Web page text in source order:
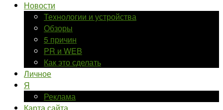
Новости
Технологии и устройства
Обзоры
5 причин
PR и WEB
Как это сделать
Личное
Я
Реклама